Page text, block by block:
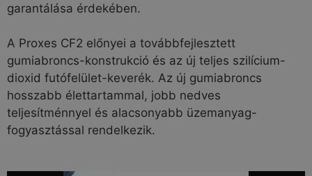
garantálása érdekében.
A Proxes CF2 előnyei a továbbfejlesztett
gumiabroncs-konstrukció és az új teljes szilícium-
dioxid futófelület-keverék. Az új gumiabroncs
hosszabb élettartammal, jobb nedves
teljesítménnyel és alacsonyabb üzemanyag-
fogyasztással rendelkezik.